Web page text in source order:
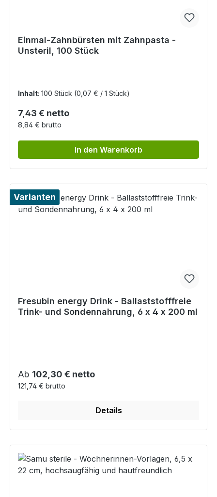
Einmal-Zahnbürsten mit Zahnpasta -
Unsteril, 100 Stück
Inhalt: 100 Stück (0,07 € / 1 Stück)
Regulärer Preis:
7,43 € netto
8,84 € brutto
In den Warenkorb
Varianten
Fresubin energy Drink - Ballaststofffreie
Trink- und Sondennahrung, 6 x 4 x 200 ml
Regulärer Preis:
Ab 102,30 € netto
121,74 € brutto
Details